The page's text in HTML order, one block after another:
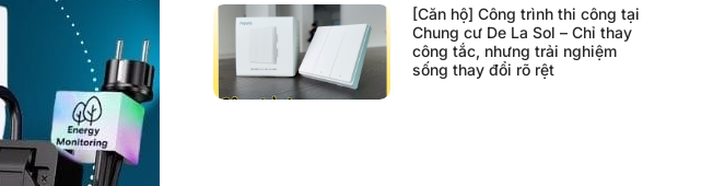
[Căn hộ] Công trình thi công tại
Chung cư De La Sol – Chỉ thay
công tắc, nhưng trải nghiệm
sống thay đổi rõ rệt